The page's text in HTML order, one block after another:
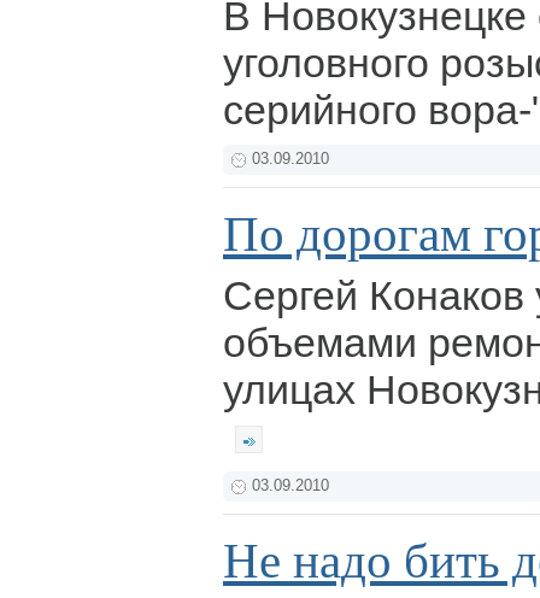
В Новокузнецке
уголовного
серийного
03.09.2010
По дорогам
Сергей Конаков
объемами
улицах
03.09.2010
Не надо бить